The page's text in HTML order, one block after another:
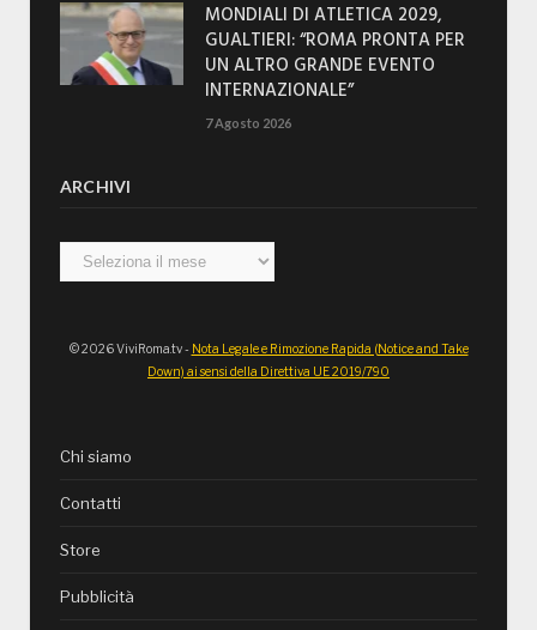
MONDIALI DI ATLETICA 2029,
GUALTIERI: “ROMA PRONTA PER
UN ALTRO GRANDE EVENTO
INTERNAZIONALE”
7 Agosto 2026
ARCHIVI
Archivi
© 2026 ViviRoma.tv - Nota Legale e Rimozione Rapida (Notice and Take
Down) ai sensi della Direttiva UE 2019/790
Chi siamo
Contatti
Store
Pubblicità